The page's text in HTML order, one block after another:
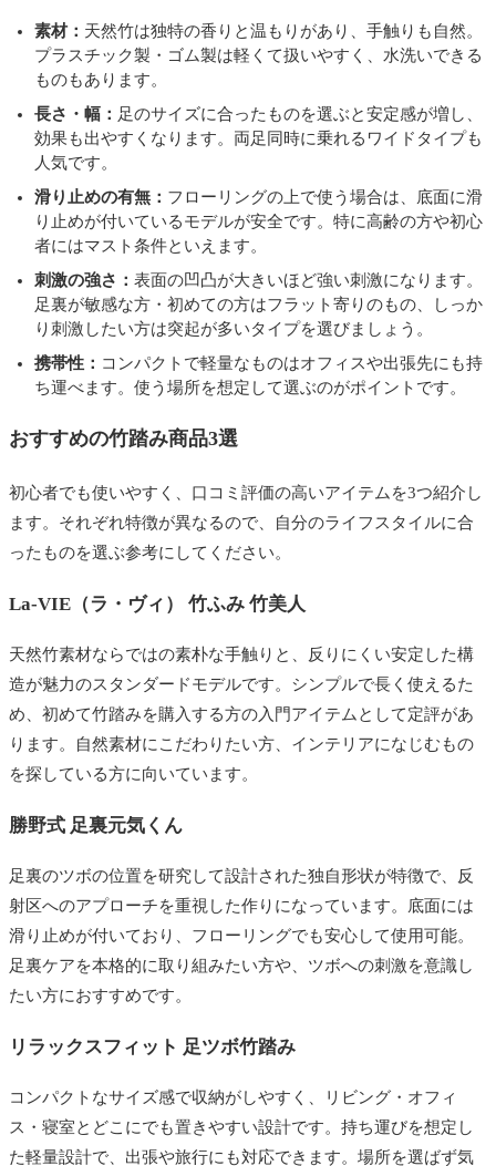
素材： 天然竹は独特の香りと温もりがあり、手触りも自然。
プラスチック製・ゴム製は軽くて扱いやすく、水洗いできる
ものもあります。
長さ・幅： 足のサイズに合ったものを選ぶと安定感が増し、
効果も出やすくなります。両足同時に乗れるワイドタイプも
人気です。
滑り止めの有無： フローリングの上で使う場合は、底面に滑
り止めが付いているモデルが安全です。特に高齢の方や初心
者にはマスト条件といえます。
刺激の強さ： 表面の凹凸が大きいほど強い刺激になります。
足裏が敏感な方・初めての方はフラット寄りのもの、しっか
り刺激したい方は突起が多いタイプを選びましょう。
携帯性： コンパクトで軽量なものはオフィスや出張先にも持
ち運べます。使う場所を想定して選ぶのがポイントです。
おすすめの竹踏み商品3選
初心者でも使いやすく、口コミ評価の高いアイテムを3つ紹介し
ます。それぞれ特徴が異なるので、自分のライフスタイルに合
ったものを選ぶ参考にしてください。
La-VIE（ラ・ヴィ） 竹ふみ 竹美人
天然竹素材ならではの素朴な手触りと、反りにくい安定した構
造が魅力のスタンダードモデルです。シンプルで長く使えるた
め、初めて竹踏みを購入する方の入門アイテムとして定評があ
ります。自然素材にこだわりたい方、インテリアになじむもの
を探している方に向いています。
勝野式 足裏元気くん
足裏のツボの位置を研究して設計された独自形状が特徴で、反
射区へのアプローチを重視した作りになっています。底面には
滑り止めが付いており、フローリングでも安心して使用可能。
足裏ケアを本格的に取り組みたい方や、ツボへの刺激を意識し
たい方におすすめです。
リラックスフィット 足ツボ竹踏み
コンパクトなサイズ感で収納がしやすく、リビング・オフィ
ス・寝室とどこにでも置きやすい設計です。持ち運びを想定し
た軽量設計で、出張や旅行にも対応できます。場所を選ばず気